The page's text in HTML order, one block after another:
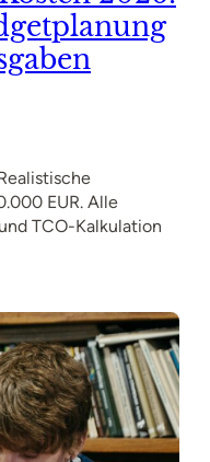
EUR. Alle
TCO-Kalkulation